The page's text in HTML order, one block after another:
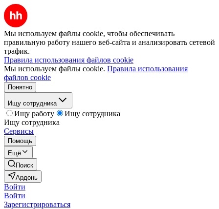
Мы используем файлы cookie, чтобы обеспечивать
правильную работу нашего веб-сайта и анализировать сетевой
трафик.
Правила использования файлов cookie
Мы используем файлы cookie. Правила использования
файлов cookie
Понятно
Ищу сотрудника
Ищу работу
Ищу сотрудника
Ищу сотрудника
Сервисы
Помощь
Ещё
Поиск
Ардонь
Войти
Войти
Зарегистрироваться